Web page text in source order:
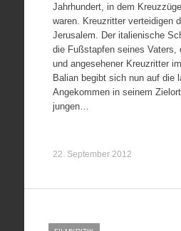
Jahrhundert, in dem
waren. Kreuzritter verteidigen
Jerusalem. Der italienische
die Fußstapfen seines Vaters,
und angesehener Kreuzritter
Balian begibt sich nun auf die
Angekommen in seinem
jungen…
22. September 2012